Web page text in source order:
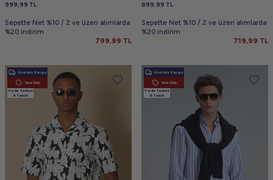
999,99 TL
Sepette Net %10 / 2 ve üzeri alımlarda
%20 indirim
799,99 TL
899,99 TL
Sepette Net %10 / 2 ve üzeri alımlarda
%20 indirim
719,99 TL
Ücretsiz Kargo
Yeni Ürün
Vade farksız
6 Taksit
Ücretsiz Kargo
Yeni Ürün
Vade farksız
6 Taksit